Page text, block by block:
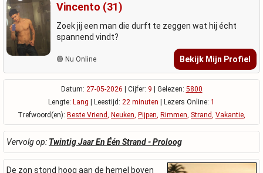
Vincento (31)
Zoek jij een man die durft te zeggen wat hij écht
spannend vindt?
🟢 Nu Online Bekijk Mijn Profiel
Datum: 27-05-2026 | Cijfer: 9 | Gelezen: 5800
Lengte: Lang | Leestijd: 22 minuten | Lezers Online: 1
Trefwoord(en): Beste Vriend, Neuken, Pijpen, Rimmen, Strand, Vakantie,
Vervolg op: Twintig Jaar En Één Strand - Proloog
De zon stond hoog aan de hemel boven